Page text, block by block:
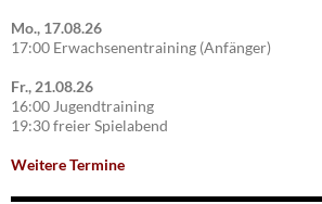
Mo., 17.08.26
17:00 Erwachsenentraining (Anfänger)
Fr., 21.08.26
16:00 Jugendtraining
19:30 freier Spielabend
Weitere Termine